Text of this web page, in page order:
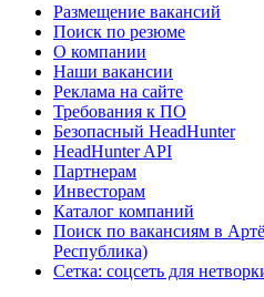
Размещение вакансий
Поиск по резюме
О компании
Наши вакансии
Реклама на сайте
Требования к ПО
Безопасный HeadHunter
HeadHunter API
Партнерам
Инвесторам
Каталог компаний
Поиск по вакансиям в
Республика)
Сетка: соцсеть для